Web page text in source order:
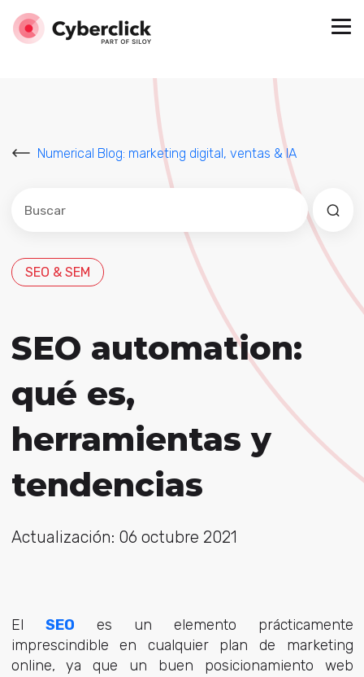
Numerical Blog: marketing digital, ventas & IA
Este es un campo de búsqueda con una función de
No hay sugerencias porque el campo de
SEO & SEM
SEO automation:
qué es,
herramientas y
tendencias
Actualización: 06 octubre 2021
El SEO es un elemento prácticamente
imprescindible en cualquier plan de marketing
online, ya que un buen posicionamiento web